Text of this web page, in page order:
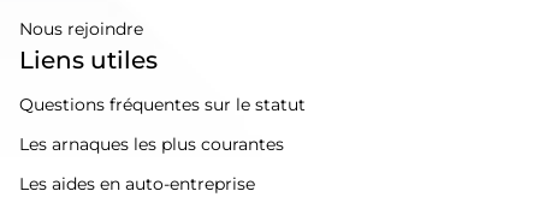
Nous rejoindre
Liens utiles
Questions fréquentes sur le statut
Les arnaques les plus courantes
Les aides en auto-entreprise